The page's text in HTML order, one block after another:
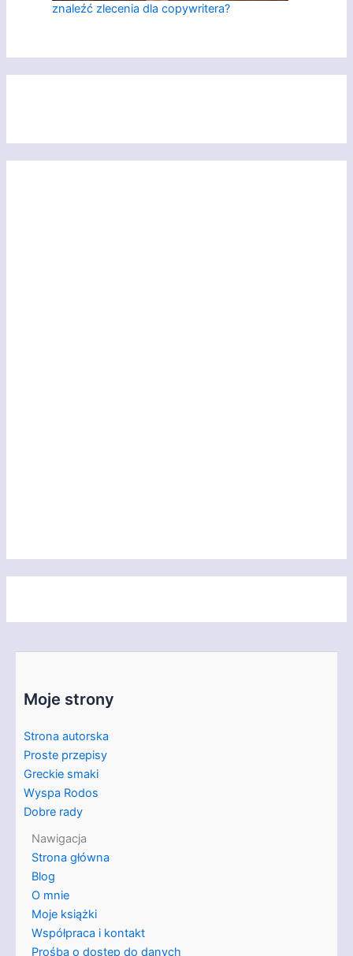
znaleźć zlecenia dla copywritera?
Moje strony
Strona autorska
Proste przepisy
Greckie smaki
Wyspa Rodos
Dobre rady
Nawigacja
Strona główna
Blog
O mnie
Moje książki
Współpraca i kontakt
Prośba o dostęp do danych